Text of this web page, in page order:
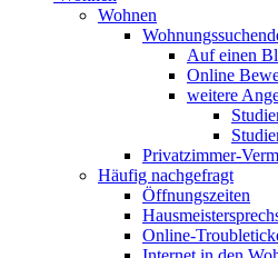
Wohnen
Auf einen
Online
weitere
Privatzimmer-
Häufig nachgefragt
Öffnungszeiten
Online-